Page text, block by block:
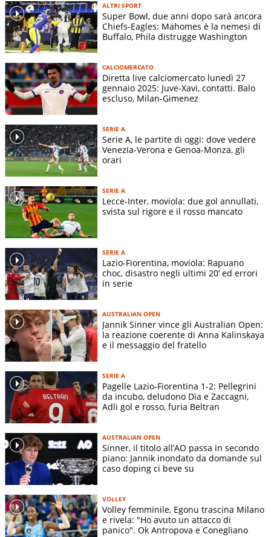
ALTRI SPORT
Super Bowl, due anni dopo sarà ancora
Chiefs-Eagles: Mahomes è la nemesi di
Buffalo, Phila distrugge Washington
CALCIOMERCATO
Diretta live calciomercato lunedì 27
gennaio 2025: Juve-Xavi, contatti. Balo
escluso, Milan-Gimenez
SERIE A
Serie A, le partite di oggi: dove vedere
Venezia-Verona e Genoa-Monza, gli
orari
SERIE A
Lecce-Inter, moviola: due gol annullati,
svista sul rigore e il rosso mancato
SERIE A
Lazio-Fiorentina, moviola: Rapuano
choc, disastro negli ultimi 20’ ed errori
in serie
AUSTRALIAN OPEN
Jannik Sinner vince gli Australian Open:
la reazione coerente di Anna Kalinskaya
e il messaggio del fratello
SERIE A
Pagelle Lazio-Fiorentina 1-2: Pellegrini
da incubo, deludono Dia e Zaccagni,
Adli gol e rosso, furia Beltran
AUSTRALIAN OPEN
Sinner, il titolo all’AO passa in secondo
piano: Jannik inondato da domande sul
caso doping ci beve su
VOLLEY
Volley femminile, Egonu trascina Milano
e rivela: "Ho avuto un attacco di
panico". Ok Antropova e Conegliano